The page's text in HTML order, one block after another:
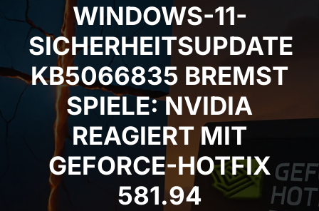
WINDOWS-11-
SICHERHEITSUPDATE
KB5066835 BREMST
SPIELE: NVIDIA
REAGIERT MIT
GEFORCE-HOTFIX
581.94